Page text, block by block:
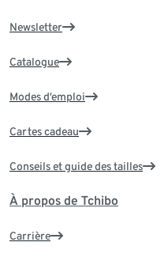
Newsletter
Catalogue
Modes d’emploi
Cartes cadeau
Conseils et guide des tailles
À propos de Tchibo
Carrière